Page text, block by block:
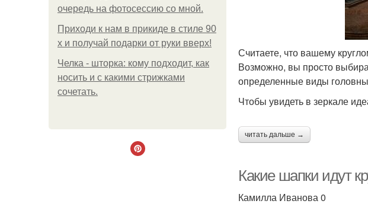
очередь на фотосессию со мной.
Приходи к нам в прикиде в стиле 90
х и получай подарки от руки вверх!
Челка - шторка: кому подходит, как
носить и с какими стрижками
сочетать.
Считаете, что вашему
Возможно, вы просто
определенные виды
Чтобы увидеть в зеркале
читать дальше →
Какие шапки идут
Камилла Иванова 0